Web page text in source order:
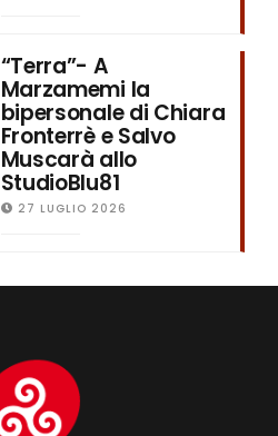
“Terra”- A
Marzamemi la
bipersonale di Chiara
Fronterrè e Salvo
Muscarà allo
StudioBlu81
27 LUGLIO 2026